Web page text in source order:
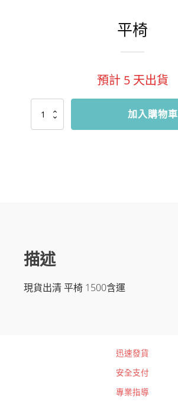
平椅
預計 5天出貨
數
加入購物車
描述
現貨出清 平椅 1500含運
迅速發貨
安全支付
專業指導